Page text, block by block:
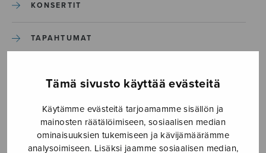
Tämä sivusto käyttää evästeitä
Käytämme evästeitä tarjoamamme sisällön ja
mainosten räätälöimiseen, sosiaalisen median
ominaisuuksien tukemiseen ja kävijämäärämme
analysoimiseen. Lisäksi jaamme sosiaalisen median,
KONSERTIT
TAPAHTUMAT
Etusivu › Media › En sommardag i Kangasala
En sommardag i Kangasala